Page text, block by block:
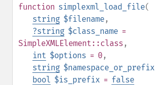
function simplexml_load_file(
string $filename,
?string $class_name =
SimpleXMLElement::class ,
int $options = 0,
string $namespace_or_prefix
bool $is_prefix = false